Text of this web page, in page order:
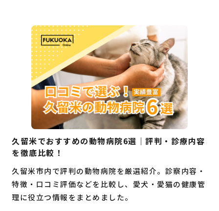
久留米でおすすめの動物病院6選｜評判・診療内容
を徹底比較！
久留米市内で評判の動物病院を厳選紹介。診察内容・
特徴・口コミ評価などを比較し、愛犬・愛猫の健康管
理に役立つ情報をまとめました。